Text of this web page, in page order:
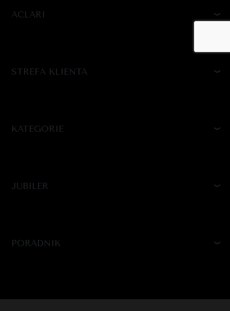
ACLARI
STREFA KLIENTA
KATEGORIE
JUBILER
PORADNIK